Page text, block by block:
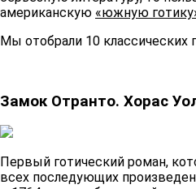
американскую «южную
Мы отобрали 10 классических
Замок Отранто. Хорас
Первый готический роман,
всех последующих